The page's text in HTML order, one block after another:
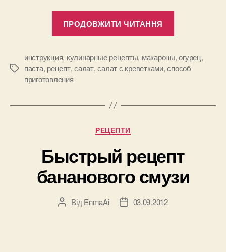
ПРОДОВЖИТИ ЧИТАННЯ
креветками
и
Позначки
инструкция, кулинарные рецепты, макароны,огурец,
паста, рецепт,салат,салат с креветками,способ
приготовления
Категорії
РЕЦЕПТИ
Быстрый рецепт
бананового смузи
Автор
ВідEnmaAi
Дата03.09.2012